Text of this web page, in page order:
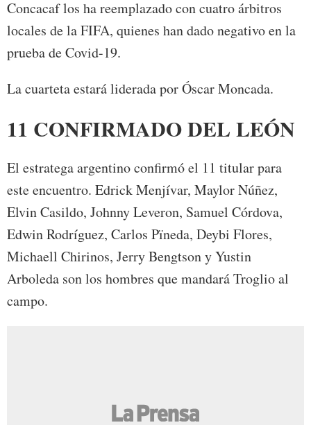
Concacaf los ha reemplazado con cuatro árbitros
locales de la FIFA, quienes han dado negativo en la
prueba de Covid-19.
La cuarteta estará liderada por Óscar Moncada.
11 CONFIRMADO DEL LEÓN
El estratega argentino confirmó el 11 titular para
este encuentro. Edrick Menjívar, Maylor Núñez,
Elvin Casildo, Johnny Leveron, Samuel Córdova,
Edwin Rodríguez, Carlos Pïneda, Deybi Flores,
Michaell Chirinos, Jerry Bengtson y Yustin
Arboleda son los hombres que mandará Troglio al
campo.